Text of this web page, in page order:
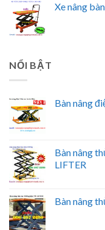
Xe nâng
NỔI BẬT
Bàn nâng
Bàn nâng
LIFTER
Bàn nâng